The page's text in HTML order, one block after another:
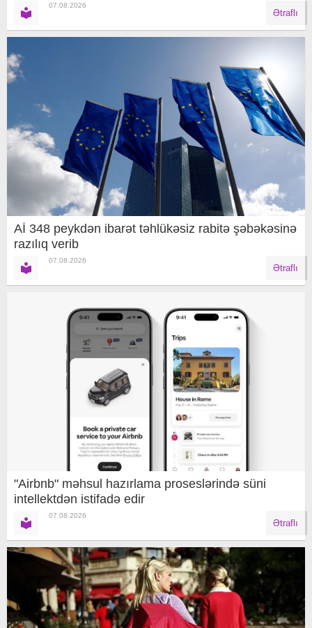
07.08.2026
Ətraflı
Aİ 348 peykdən ibarət təhlükəsiz rabitə şəbəkəsinə
razılıq verib
07.08.2026
Ətraflı
"Airbnb" məhsul hazırlama proseslərində süni
intellektdən istifadə edir
07.08.2026
Ətraflı